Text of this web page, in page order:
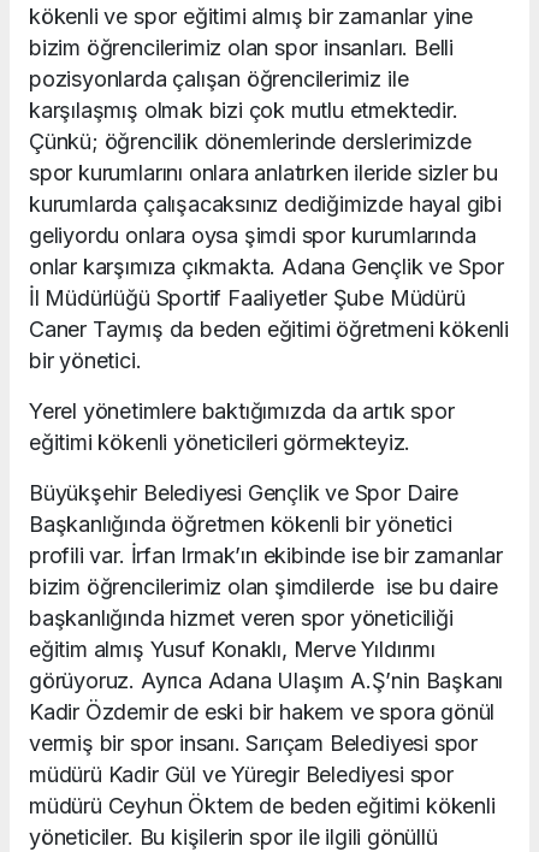
kökenli ve spor eğitimi almış bir zamanlar yine
bizim öğrencilerimiz olan spor insanları. Belli
pozisyonlarda çalışan öğrencilerimiz ile
karşılaşmış olmak bizi çok mutlu etmektedir.
Çünkü; öğrencilik dönemlerinde derslerimizde
spor kurumlarını onlara anlatırken ileride sizler bu
kurumlarda çalışacaksınız dediğimizde hayal gibi
geliyordu onlara oysa şimdi spor kurumlarında
onlar karşımıza çıkmakta. Adana Gençlik ve Spor
İl Müdürlüğü Sportif Faaliyetler Şube Müdürü
Caner Taymış da beden eğitimi öğretmeni kökenli
bir yönetici.
Yerel yönetimlere baktığımızda da artık spor
eğitimi kökenli yöneticileri görmekteyiz.
Büyükşehir Belediyesi Gençlik ve Spor Daire
Başkanlığında öğretmen kökenli bir yönetici
profili var. İrfan Irmak’ın ekibinde ise bir zamanlar
bizim öğrencilerimiz olan şimdilerde ise bu daire
başkanlığında hizmet veren spor yöneticiliği
eğitim almış Yusuf Konaklı, Merve Yıldırımı
görüyoruz. Ayrıca Adana Ulaşım A.Ş’nin Başkanı
Kadir Özdemir de eski bir hakem ve spora gönül
vermiş bir spor insanı. Sarıçam Belediyesi spor
müdürü Kadir Gül ve Yüregir Belediyesi spor
müdürü Ceyhun Öktem de beden eğitimi kökenli
yöneticiler. Bu kişilerin spor ile ilgili gönüllü